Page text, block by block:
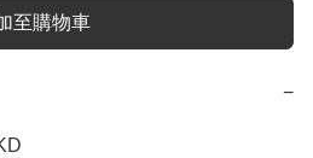
至購物車
−